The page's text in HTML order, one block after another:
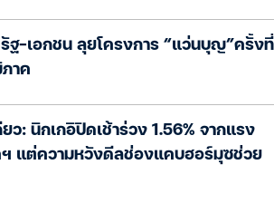
รัฐ-เอกชน ลุยโครงการ “แว่นบุญ”ครั้งที่
าค
ว: นิกเกอิปิดเช้าร่วง 1.56% จากแรง
ฯ แต่ความหวังดีลช่องแคบฮอร์มุซช่วย